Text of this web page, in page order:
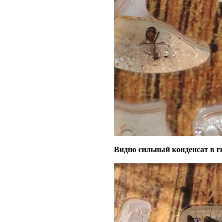
Видно сильный конденсат в